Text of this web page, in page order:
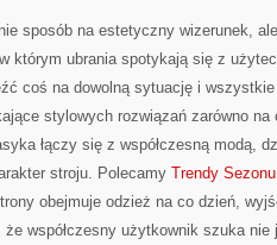
sposób na estetyczny wizerunek,
którym ubrania spotykają się z
coś na dowolną sytuację i
stylowych rozwiązań zarówno na
łączy się z współczesną modą,
stroju. Polecamy Trendy Sezonu
obejmuje odzież na co dzień,
współczesny użytkownik szuka